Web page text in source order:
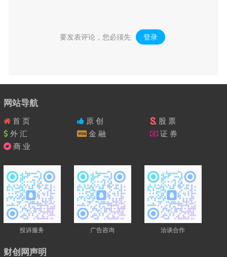
要发表评论，您必须先 登录 。
网站导航
首 页 原 创
股 票
外 汇
金 融
证 券
商 业
投诉服务 广告咨询 洽谈合作
财创网声明